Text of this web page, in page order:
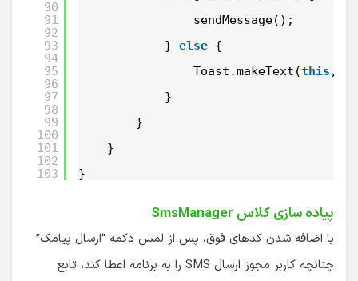
90
91
92
93
94
95
96
97
98
99
100
101
102
103
sendMessage();
} else {
Toast.makeText(this ,
}
}
}
}
پیاده سازی کلاس SmsManager
با اضافه شدن کدهای فوق، پس از لمس دکمه “ارسال پیامک”
چنانچه کاربر مجوز ارسال SMS را به برنامه اعطا کند، تابع